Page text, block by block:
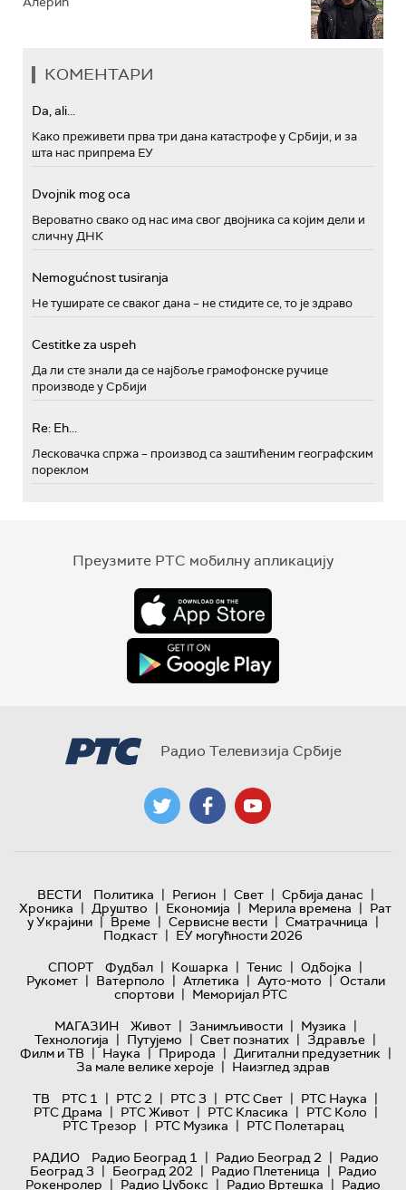
КОМЕНТАРИ
Da, ali...
Како преживети прва три дана катастрофе у Србији, и за
шта нас припрема ЕУ
Dvojnik mog oca
Вероватно свако од нас има свог двојника са којим дели и
сличну ДНК
Nemogućnost tusiranja
Не туширате се сваког дана – не стидите се, то је здраво
Cestitke za uspeh
Да ли сте знали да се најбоље грамофонске ручице
производе у Србији
Re: Eh...
Лесковачка спржа – производ са заштићеним географским
пореклом
Преузмите РТС мобилну апликацију
Радио Телевизија Србије
ВЕСТИ Политика | Регион | Свет | Србија данас |
Хроника | Друштво | Економија | Мерила времена | Рат
у Украјини | Време | Сервисне вести | Сматрачница |
Подкаст | ЕУ могућности 2026
СПОРТ
Фудбал | Кошарка | Тенис | Одбојка |
Рукомет | Ватерполо | Атлетика | Ауто-мото | Остали
спортови | Меморијал РТС
МАГАЗИН
Живот | Занимљивости | Музика |
Технологијa | Путујемо | Свет познатих | Здравље |
Филм и ТВ | Наука | Природа | Дигитални предузетник |
За мале велике хероје | Наизглед здрав
ТВ
РТС 1 | РТС 2 | РТС 3 | РТС Свет | РТС Наука |
РТС Драма | РТС Живот | РТС Класика | РТС Коло |
РТС Трезор | РТС Музика | РТС Полетарац
РАДИО
Радио Београд 1 | Радио Београд 2 | Радио
Београд 3 | Београд 202 | Радио Плетеница | Радио
Рокенролер | Радио Џубокс | Радио Вртешка | Радио